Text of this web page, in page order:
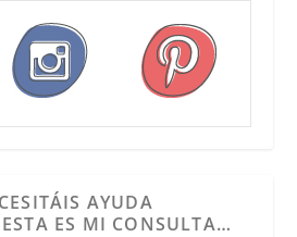
AYUDA
ES MI CONSULTA…